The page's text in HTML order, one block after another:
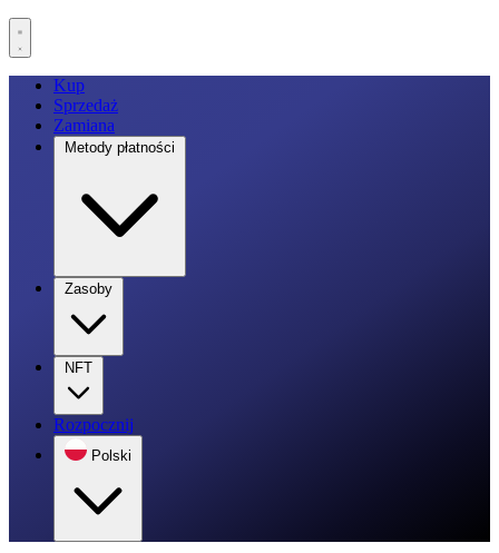
Kup
Sprzedaż
Zamiana
Metody płatności
Zasoby
NFT
Rozpocznij
Polski